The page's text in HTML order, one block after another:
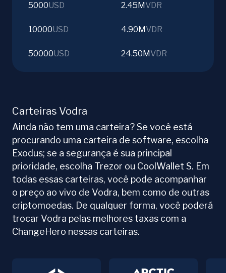
5000USD 2.45M VDR
10000USD 4.90M VDR
50000USD 24.50M VDR
Carteiras Vodra
Ainda não tem uma carteira? Se você está
procurando uma carteira de software, escolha
Exodus; se a segurança é sua principal
prioridade, escolha Trezor ou CoolWallet S. Em
todas essas carteiras, você pode acompanhar
o preço ao vivo de Vodra, bem como de outras
criptomoedas. De qualquer forma, você poderá
trocar Vodra pelas melhores taxas com a
ChangeHero nessas carteiras.